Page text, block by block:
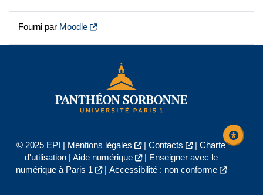
Fourni par Moodle
© 2025 EPI | Mentions légales | Contacts | Charte
d'utilisation| Aide numérique |
Enseigner avec le
numérique à Paris 1
| Accessibilité : non conforme